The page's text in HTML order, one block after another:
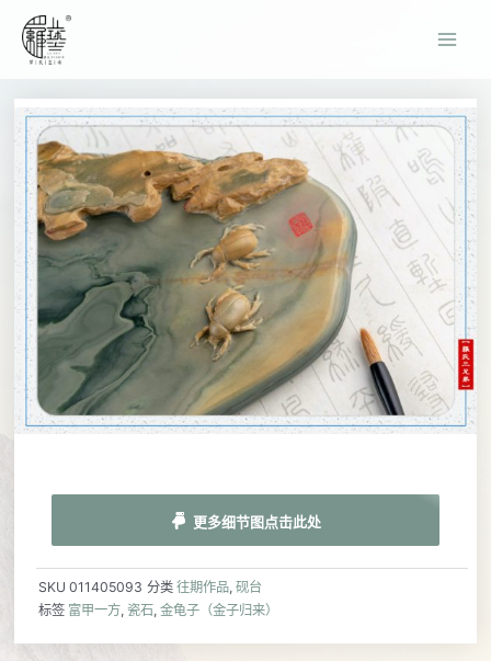
更多细节图点击此处
SKU 011405093 分类 往期作品,砚台
标签 富甲一方,瓷石,金龟子（金子归来）